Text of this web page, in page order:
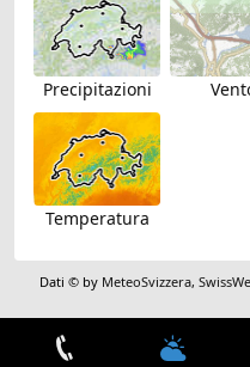
Precipitazioni
Temperatura
Dati © by MeteoSvizzera,